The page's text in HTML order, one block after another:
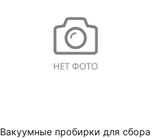
Вакуумные пробирки для сбора